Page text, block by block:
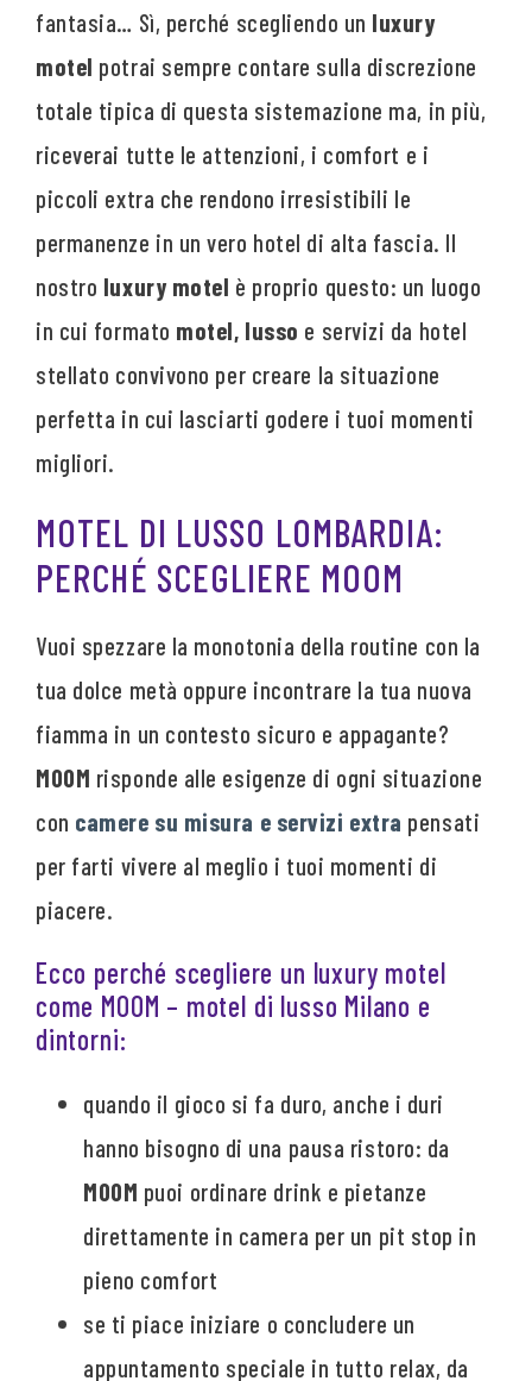
fantasia… Sì, perché scegliendo un luxury
motel potrai sempre contare sulla discrezione
totale tipica di questa sistemazione ma, in più,
riceverai tutte le attenzioni, i comfort e i
piccoli extra che rendono irresistibili le
permanenze in un vero hotel di alta fascia. Il
nostro luxury motel è proprio questo: un luogo
in cui formato motel, lusso e servizi da hotel
stellato convivono per creare la situazione
perfetta in cui lasciarti godere i tuoi momenti
migliori.
MOTEL DI LUSSO LOMBARDIA:
PERCHÉ SCEGLIERE MOOM
Vuoi spezzare la monotonia della routine con la
tua dolce metà oppure incontrare la tua nuova
fiamma in un contesto sicuro e appagante?
MOOM risponde alle esigenze di ogni situazione
con camere su misura e servizi extra pensati
per farti vivere al meglio i tuoi momenti di
piacere.
Ecco perché scegliere un luxury motel
come MOOM – motel di lusso Milano e
dintorni:
quando il gioco si fa duro, anche i duri
hanno bisogno di una pausa ristoro: da
MOOM puoi ordinare drink e pietanze
direttamente in camera per un pit stop in
pieno comfort
se ti piace iniziare o concludere un
appuntamento speciale in tutto relax, da